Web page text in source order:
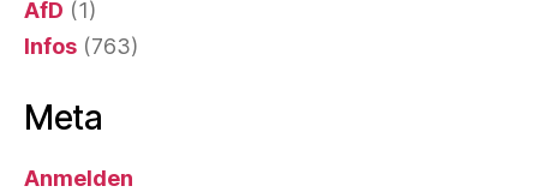
AfD (1)
Infos (763)
Meta
Anmelden